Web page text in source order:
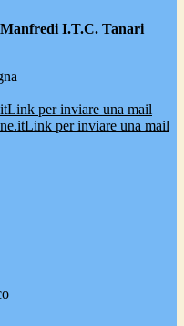
I.T.C. Tanari
Link per inviare una mail
Link per inviare una mail